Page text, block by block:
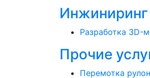
Инжиниринг
Разработка 3D-
Прочие
Перемотка